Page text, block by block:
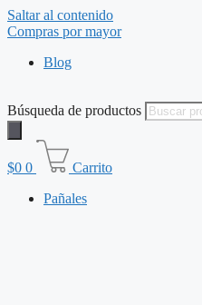
Saltar al contenido
Compras por mayor
Blog
Búsqueda de productos
$0 0
Carrito
Pañales